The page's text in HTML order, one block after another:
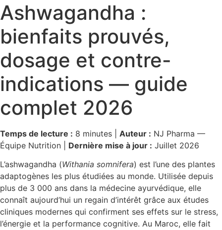
Ashwagandha :
bienfaits prouvés,
dosage et contre-
indications — guide
complet 2026
Temps de lecture : 8 minutes | Auteur : NJ Pharma —
Équipe Nutrition | Dernière mise à jour : Juillet 2026
L’ashwagandha (Withania somnifera) est l’une des plantes
adaptogènes les plus étudiées au monde. Utilisée depuis
plus de 3 000 ans dans la médecine ayurvédique, elle
connaît aujourd’hui un regain d’intérêt grâce aux études
cliniques modernes qui confirment ses effets sur le stress,
l’énergie et la performance cognitive. Au Maroc, elle fait